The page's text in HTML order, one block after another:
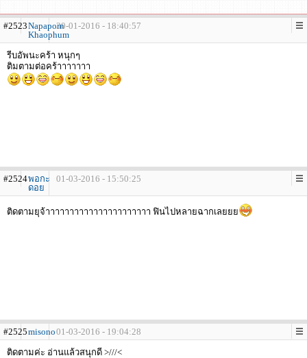
#2523Napaporn
Khaophum
30-01-2016 - 18:40:57
รีบอัพนะคร้า หนุกๆ
ติมตามต่อคร้าาาาาาา
#2524พอกะ
ดอย
01-03-2016 - 15:50:25
ติดตามยุจ้าาาาาาาาาาาาาาาาาาาาาา ฟินไปหลายฉากเลยยย
#2525misono01-03-2016 - 19:04:28
ติดตามค่ะ อ่านแล้วสนุกดี >///<